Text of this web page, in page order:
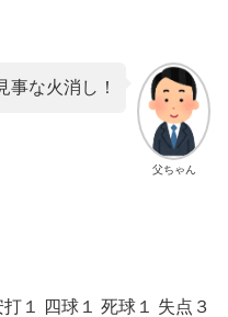
父ちゃん
事な火消し！
１ 四球１ 死球１ 失点３